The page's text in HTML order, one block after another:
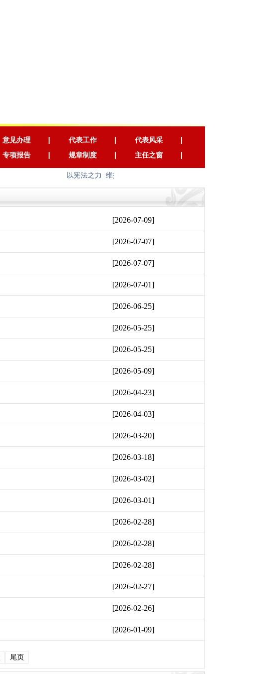
意见办理 代表工作
代表风采
专项报告 规章制度 主任之窗
以宪法之力 维护国家长治久安 以宪法之光 照耀人民幸福安
[2026-07-09]
[2026-07-07]
[2026-07-07]
[2026-07-01]
[2026-06-25]
[2026-05-25]
[2026-05-25]
[2026-05-09]
[2026-04-23]
[2026-04-03]
[2026-03-20]
[2026-03-18]
[2026-03-02]
[2026-03-01]
[2026-02-28]
[2026-02-28]
[2026-02-28]
[2026-02-27]
[2026-02-26]
[2026-01-09]
尾页